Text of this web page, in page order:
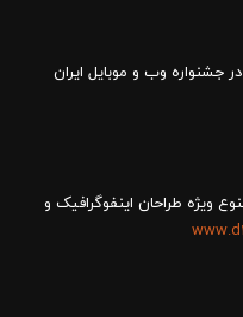
جشنواره وب و موبایل ایران
ویژه طراحان اینفوگرافیک و